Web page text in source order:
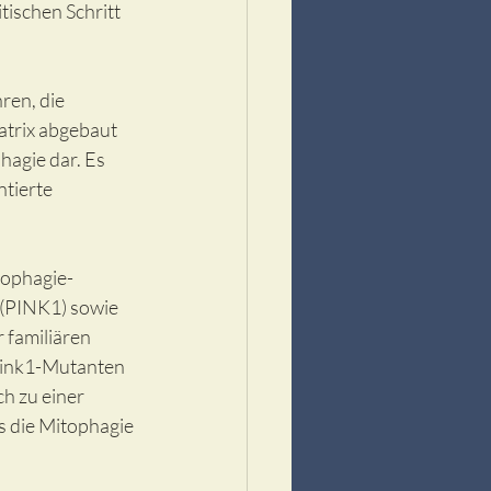
Schritt
die
abgebaut
dar. Es
sowie
familiären
Mutanten
zu einer
die Mitophagie